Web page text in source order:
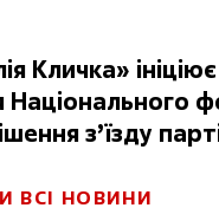
Кличка» ініціює
Національного
з’їзду
ВСІ НОВИНИ